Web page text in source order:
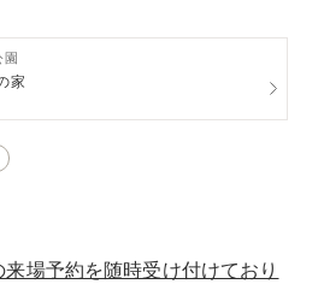
す
アカウント登録
園
家
場予約を随時受け付けており